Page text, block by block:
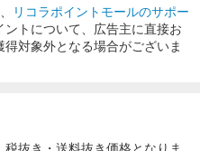
会費が永年無料です。
すが、Oliveは銀行口座一体型
でもおトクな特典を享受でき
リコラポイントモールのサポー
トについて、広告主に直接お
対象外となる場合がございま
抜き・送料抜き価格となりま